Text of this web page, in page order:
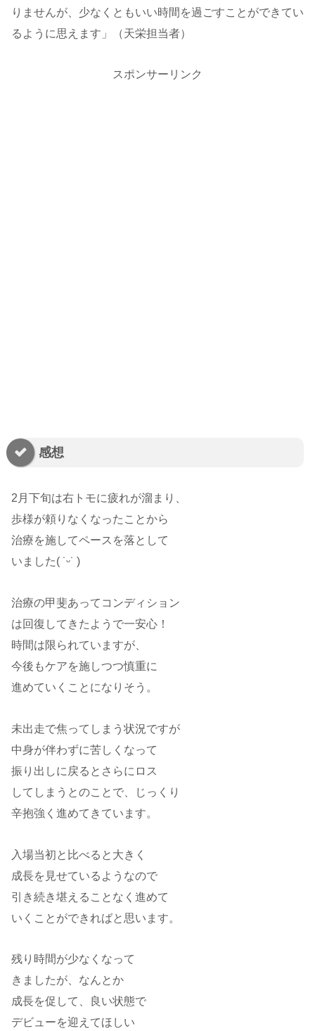
りませんが、少なくともいい時間を過ごすことができてい
るように思えます」（天栄担当者）
スポンサーリンク
感想
2月下旬は右トモに疲れが溜まり、
歩様が頼りなくなったことから
治療を施してペースを落として
いました( ˙ᵕ​˙ )
治療の甲斐あってコンディション
は回復してきたようで一安心！
時間は限られていますが、
今後もケアを施しつつ慎重に
進めていくことになりそう。
未出走で焦ってしまう状況ですが
中身が伴わずに苦しくなって
振り出しに戻るとさらにロス
してしまうとのことで、じっくり
辛抱強く進めてきています。
入場当初と比べると大きく
成長を見せているようなので
引き続き堪えることなく進めて
いくことができればと思います。
残り時間が少なくなって
きましたが、なんとか
成長を促して、良い状態で
デビューを迎えてほしい